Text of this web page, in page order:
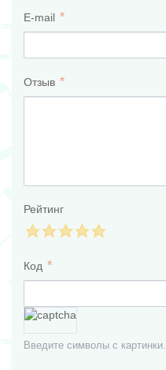
E-mail
Отзыв
Рейтинг
Код
Введите символы с картинки.